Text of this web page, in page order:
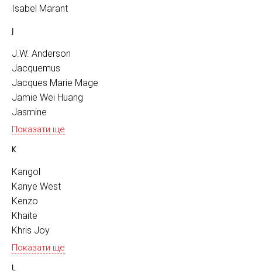
Isabel Marant
J
J.W. Anderson
Jacquemus
Jacques Marie Mage
Jamie Wei Huang
Jasmine
Показати ще
K
Kangol
Kanye West
Kenzo
Khaite
Khris Joy
Показати ще
L